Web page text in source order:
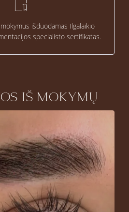
išduodamas Ilgalaikio
specialisto sertifikatas.
iš mokymų